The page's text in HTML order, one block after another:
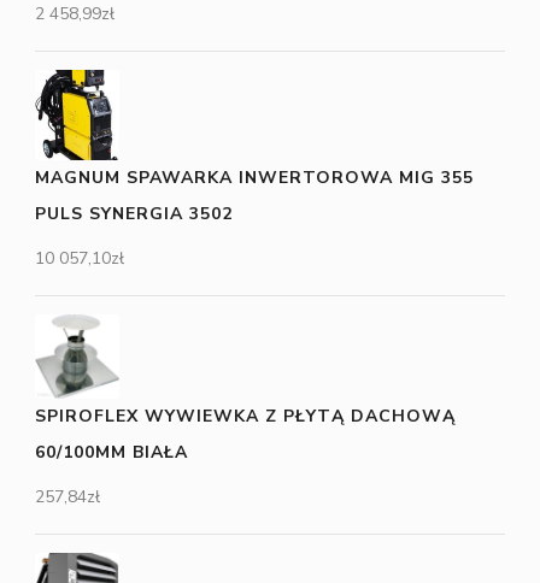
2 458,99zł
MAGNUM SPAWARKA INWERTOROWA MIG 355
PULS SYNERGIA 3502
10 057,10zł
SPIROFLEX WYWIEWKA Z PŁYTĄ DACHOWĄ
60/100MM BIAŁA
257,84zł